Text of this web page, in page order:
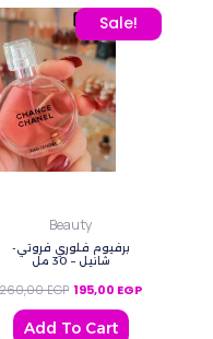
195,00 EGP. Sale!
Beauty
برفيوم فلوري فروتي-
شانيل – 30 مل
260,00EGP
Original price was:
195,00 EGP
Current
Add To Cart